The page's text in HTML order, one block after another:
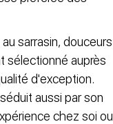
sarrasin, douceurs
sélectionné auprès
d'exception.
aussi par son
chez soi ou